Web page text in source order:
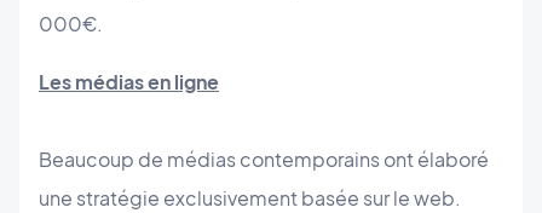
000€.
Les médias en ligne
Beaucoup de médias contemporains ont élaboré
une stratégie exclusivement basée sur le web.